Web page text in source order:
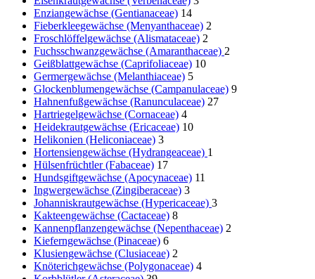
Enziangewächse (Gentianaceae) 14
Fieberkleegewächse (Menyanthaceae) 2
Froschlöffelgewächse (Alismataceae) 2
Fuchsschwanzgewächse (Amaranthaceae) 2
Geißblattgewächse (Caprifoliaceae) 10
Germergewächse (Melanthiaceae) 5
Glockenblumengewächse (Campanulaceae) 9
Hahnenfußgewächse (Ranunculaceae) 27
Hartriegelgewächse (Cornaceae) 4
Heidekrautgewächse (Ericaceae) 10
Helikonien (Heliconiaceae) 3
Hortensiengewächse (Hydrangeaceae) 1
Hülsenfrüchtler (Fabaceae) 17
Hundsgiftgewächse (Apocynaceae) 11
Ingwergewächse (Zingiberaceae) 3
Johanniskrautgewächse (Hypericaceae) 3
Kakteengewächse (Cactaceae) 8
Kannenpflanzengewächse (Nepenthaceae) 2
Kieferngewächse (Pinaceae) 6
Klusiengewächse (Clusiaceae) 2
Knöterichgewächse (Polygonaceae) 4